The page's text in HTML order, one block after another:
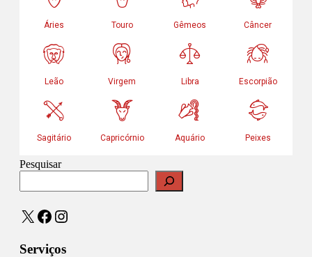
Pesquisar
X Facebook
Instagram
Serviços